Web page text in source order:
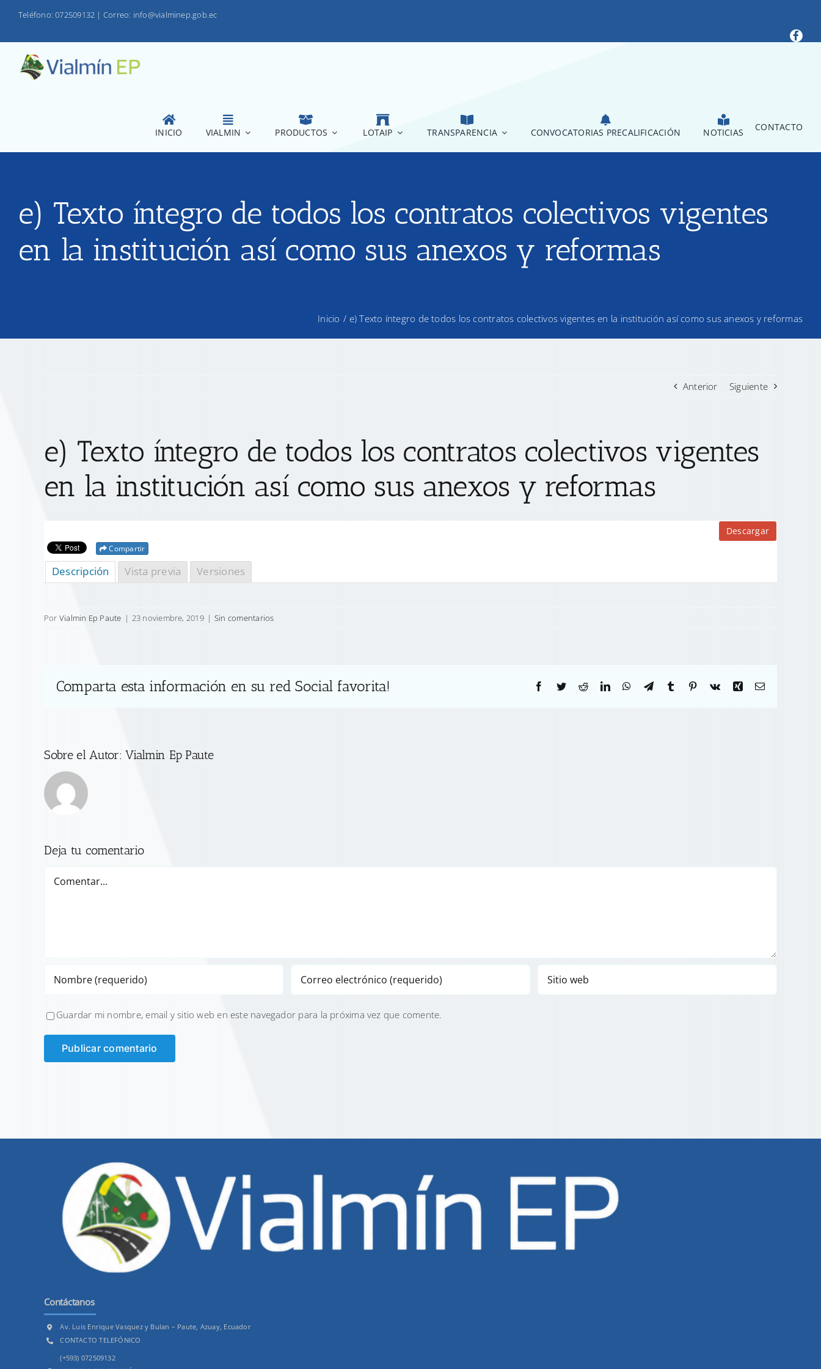
Teléfono: 072509132 | Correo: info@vialminep.gob.ec
INICIO VIALMIN PRODUCTOS LOTAIP TRANSPARENCIA CONVOCATORIAS PRECALIFICACIÓN NOTICIAS CONTACTO
e) Texto íntegro de todos los contratos colectivos vigentes
en la institución así como sus anexos y reformas
Inicio / e) Texto íntegro de todos los contratos colectivos vigentes en la institución así como sus anexos y reformas
Anterior Siguiente
e) Texto íntegro de todos los contratos colectivos vigentes
en la institución así como sus anexos y reformas
Descargar
Compartir
Descripción Vista previa Versiones
Por Vialmin Ep Paute | 23 noviembre, 2019 | Sin comentarios
Comparta esta información en su red Social favorita! Facebook
TwitterRedditLinkedInWhatsApp
TelegramTumblr Pinterest
Vk Xing Correo
Sobre el Autor:Vialmin Ep Paute
Deja tu comentario
Guardar mi nombre, email y sitio web en este navegador para la próxima vez que comente.
Contáctanos
Av. Luis Enrique Vasquez y Bulan – Paute, Azuay, Ecuador
CONTACTO TELEFÓNICO
(+593) 072509132